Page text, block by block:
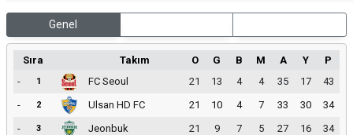
Genel
Sıra Takım O G B M A Y
P
-
1 FC Seoul 21 13 4 4 35 17
43
-
2 Ulsan HD FC 21 10 4 7 33 30
34
-
3 Jeonbuk 21 9 7 5 27 16
34